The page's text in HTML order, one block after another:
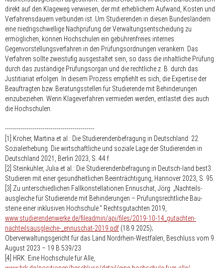
direkt auf den Klageweg verwiesen, der mit erheblichem Aufwand, Kosten und
Verfahrensdauern verbunden ist. Um Studierenden in diesen Bundesländern
eine niedrigschwellige Nachprüfung der Verwaltungsentscheidung zu
ermöglichen, können Hochschulen ein gebührenfreies internes
Gegenvorstellungsverfahren in den Prüfungsordnungen verankern. Das
Verfahren sollte zweistufig ausgestaltet sein, so dass die inhaltliche Prüfung
durch das zuständige Prüfungsorgan und die rechtliche z. B. durch das
Justitiariat erfolgen. In diesem Prozess empfiehlt es sich, die Expertise der
Beauftragten bzw. Beratungsstellen für Studierende mit Behinderungen
einzubeziehen. Wenn Klageverfahren vermieden werden, entlastet dies auch
die Hochschulen.
---------------------------------------------
[1] Kroher, Martina et al.: Die Studierendenbefragung in Deutschland: 22.
Sozialerhebung. Die wirtschaftliche und soziale Lage der Studierenden in
Deutschland 2021, Berlin 2023, S. 44 f.
[2] Steinkühler, Julia et al.: Die Studierendenbefragung in Deutsch-land:best3.
Studieren mit einer gesundheitlichen Beeinträchtigung, Hannover 2023, S. 95.
[3] Zu unterschiedlichen Fallkonstellationen Ennuschat, Jörg: „Nachteils-
ausgleiche für Studierende mit Behinderungen – Prüfungsrechtliche Bau-
steine einer inklusiven Hochschule.“ Rechtsgutachten 2019,
www.studierendenwerke.de/fileadmin/api/files/2019-10-14_gutachten-
nachteilsausgleiche-_ennuschat-2019.pdf (18.9.2025);
Oberverwaltungsgericht für das Land Nordrhein-Westfalen, Beschluss vom 9.
August 2023 – 19 B 539/23
[4] HRK: Eine Hochschule für Alle,